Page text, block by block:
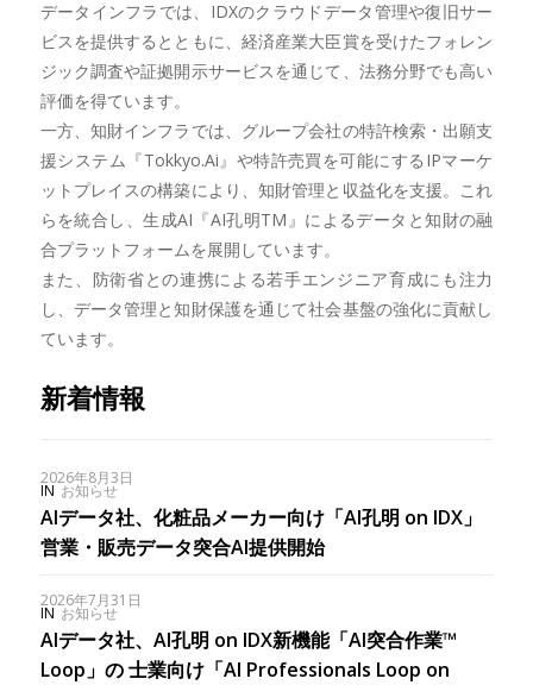
データインフラでは、IDXのクラウドデータ管理や復旧サー
ビスを提供するとともに、経済産業大臣賞を受けたフォレン
ジック調査や証拠開示サービスを通じて、法務分野でも高い
評価を得ています。
一方、知財インフラでは、グループ会社の特許検索・出願支
援システム『Tokkyo.Ai』や特許売買を可能にするIPマーケ
ットプレイスの構築により、知財管理と収益化を支援。これ
らを統合し、生成AI『AI孔明TM』によるデータと知財の融
合プラットフォームを展開しています。
また、防衛省との連携による若手エンジニア育成にも注力
し、データ管理と知財保護を通じて社会基盤の強化に貢献し
ています。
新着情報
2026年8月3日
IN お知らせ
AIデータ社、化粧品メーカー向け「AI孔明 on IDX」
営業・販売データ突合AI提供開始
2026年7月31日
IN お知らせ
AIデータ社、AI孔明 on IDX新機能「AI突合作業™
Loop」の 士業向け「AI Professionals Loop on